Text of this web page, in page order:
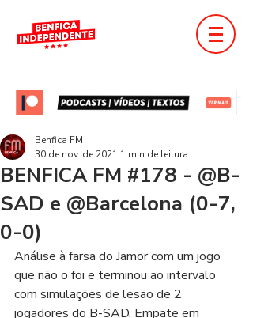
BENFICA FM #178 - @B-
SAD e @Barcelona (0-7,
0-0)
Benfica FM
30 de nov. de 2021 1 min de leitura
Análise à farsa do Jamor com um jogo
que não o foi e terminou ao intervalo
com simulações de lesão de 2
jogadores do B-SAD. Empate em